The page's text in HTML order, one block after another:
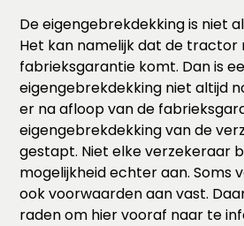
De eigengebrekdekking is niet
Het kan namelijk dat de tractor
fabrieksgarantie komt. Dan is
eigengebrekdekking niet altijd
er na afloop van de
eigengebrekdekking van de
gestapt. Niet elke verzekeraar
mogelijkheid echter aan. Soms
ook voorwaarden aan vast.
raden om hier vooraf naar te